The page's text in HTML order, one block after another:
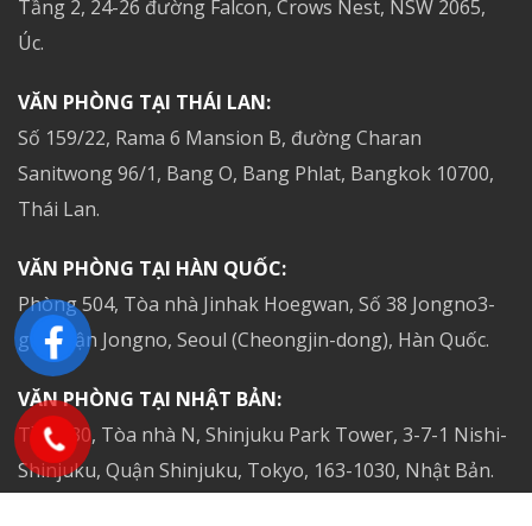
Tầng 2, 24-26 đường Falcon, Crows Nest, NSW 2065,
Úc.
VĂN PHÒNG TẠI THÁI LAN:
Số 159/22, Rama 6 Mansion B, đường Charan
Sanitwong 96/1, Bang O, Bang Phlat, Bangkok 10700,
Thái Lan.
VĂN PHÒNG TẠI HÀN QUỐC:
Phòng 504, Tòa nhà Jinhak Hoegwan, Số 38 Jongno3-
gil, Quận Jongno, Seoul (Cheongjin-dong), Hàn Quốc.
VĂN PHÒNG TẠI NHẬT BẢN:
Tầng 30, Tòa nhà N, Shinjuku Park Tower, 3-7-1 Nishi-
Shinjuku, Quận Shinjuku, Tokyo, 163-1030, Nhật Bản.